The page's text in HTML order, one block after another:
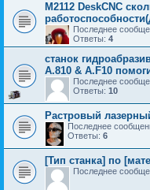
М2112 DeskCNC
Последнее
Ответы: 4
станок
A.810 & A.F10
Последнее
Ответы: 10
Растровый
Последнее
Ответы: 6
[Тип станка] по
Последнее